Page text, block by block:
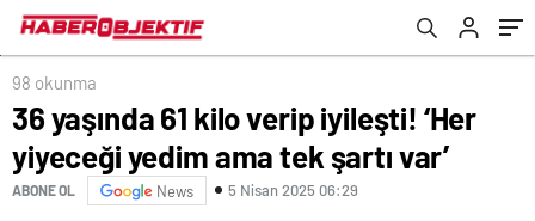
98 okunma
36 yaşında 61 kilo verip iyileşti! ‘Her
yiyeceği yedim ama tek şartı var’
ABONE OL News 5 Nisan 2025 06:29